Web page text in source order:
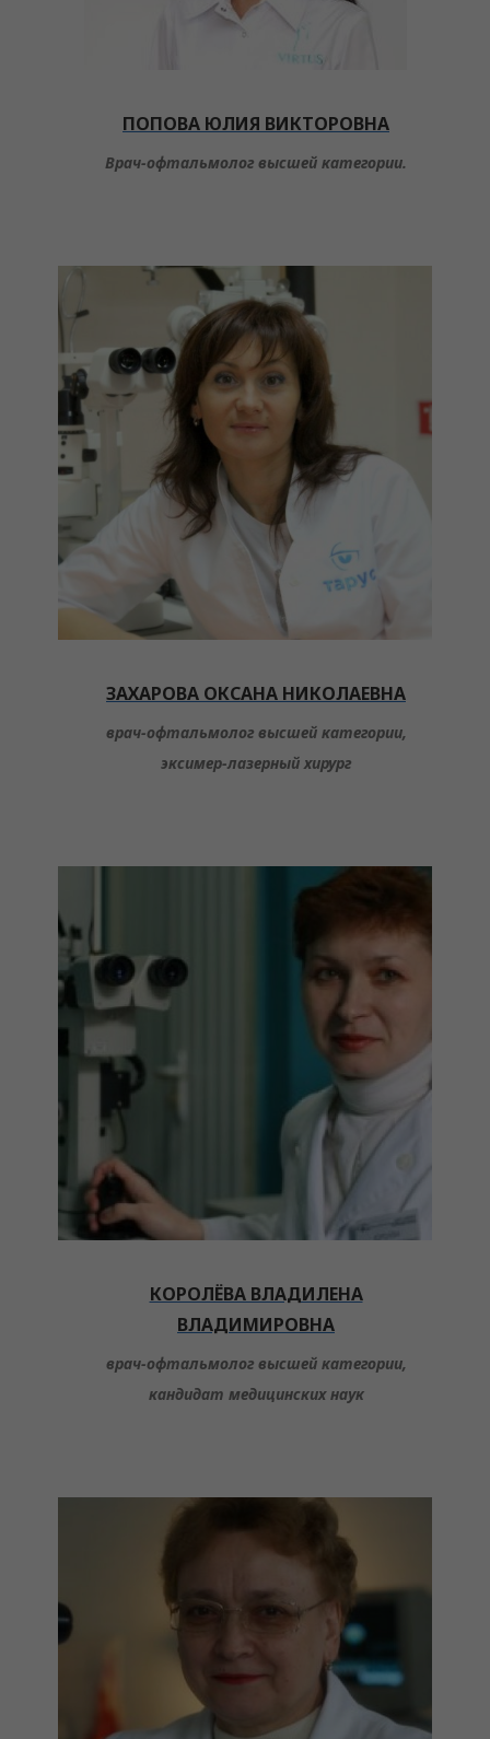
ПОПОВА ЮЛИЯ ВИКТОРОВНА
Врач-офтальмолог высшей категории.
ЗАХАРОВА ОКСАНА НИКОЛАЕВНА
врач-офтальмолог высшей категории,
эксимер-лазерный хирург
КОРОЛЁВА ВЛАДИЛЕНА
ВЛАДИМИРОВНА
врач-офтальмолог высшей категории,
кандидат медицинских наук